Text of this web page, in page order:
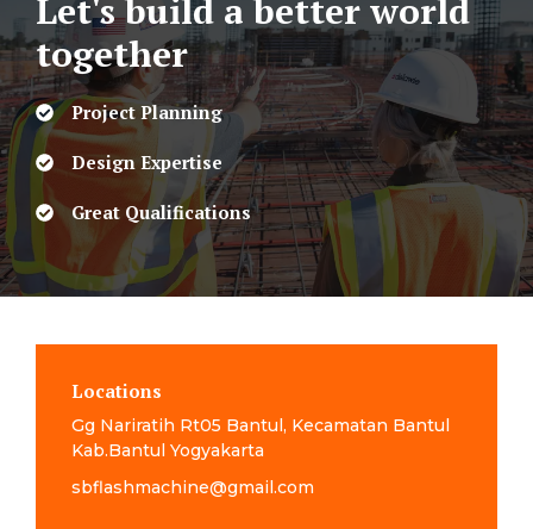
Let's build a better world
together
Project Planning
Design Expertise
Great Qualifications
Locations
Gg Nariratih Rt05 Bantul, Kecamatan Bantul
Kab.Bantul Yogyakarta
sbflashmachine@gmail.com